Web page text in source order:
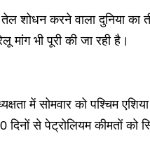
शोधन करने वाला दुनिया का
मांग भी पूरी की जा रही है।
में सोमवार को पश्चिम
से पेट्रोलियम कीमतों